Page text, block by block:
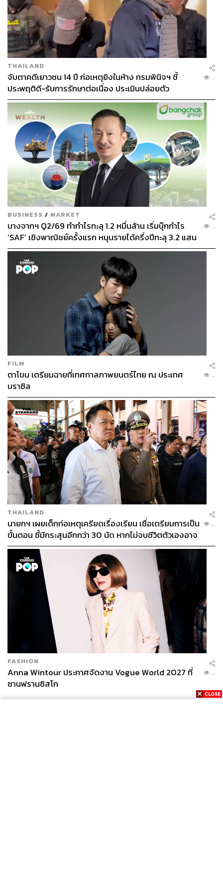
Clueless (1995)
Character: Cher
Cast: Alicia Silverstone
ภาพยนตร์เรื่องCluelessเป็นภาพยนตร์วัยรุ่นที่ดังมากในปี
1995 เปรียบได้กับภาพยนตร์Mean Girls Gossip Girl
ยุคหลังๆ เลยก็ว่าได้ เป็นภาพยนตร์ที่นำเทรนด์แฟชั่นของเด็ก
สาวไฮสคูลในช่วงนั้น เชอร์คือเด็กสาวบ้านรวยในเบเวอร์ลีฮิ
และเป็นตัวแม่ของโรงเรียน ลุคของเชอร์โดดเด่นทุกลุค
แต่ลุคที่สร้างภาพจำเห็นจะเป็นตัวสูทสีเหลืองลายสกอตกับ
มินิสเกิร์ตเข้าชุดของเธอ มองดูดีๆ แฟชั่นในช่วงนั้นกำลังจะ
กลับมา ลองหยิบลุคมาปรับเปลี่ยนจากมินิสเกิร์ต เป็นกางเกง
ขายาวเข้ารูปสักตัว เท่านี้คุณก็จะได้ลุคที่ดูเท่ และสวมใส่ไป
ทำงานได้อีกด้วย
ภาพประกอบ:
praewwoo , tuckktuck
ลักษณ์นารา พักตร์เพียงจันทร์
Fashion
The Sound of Music
Pretty Woman
Funny Face The Addams Family
79
ABOUT THE AUTHOR
ฐิติกาญจน์ กาญจนภักดี
บรรณาธิการแฟชั่นและสไตลิสต์ ประจำ
สำนักข่าว THE STANDARD
THAILAND
จับตาคดีเยาวชน 14 ปี ก่อเหตุยิงในห้าง กรมพินิจฯ ชี้
ประพฤติดี-รับการรักษาต่อเนื่อง ประเมินปล่อยตัว
...
BUSINESS / MARKET
บางจากฯ Q2/69 ทำกำไรทะลุ 1.2 หมื่นล้าน เริ่มบุ๊กกำไร
‘SAF’ เชิงพาณิชย์ครั้งแรก หนุนรายได้ครึ่งปีทะลุ 3.2 แสน
ล้าน
...
FILM
ตาโขน เตรียมฉายที่เทศกาลภาพยนตร์ไทย ณ ประเทศ
บราซิล
...
THAILAND
นายกฯ เผยเด็กก่อเหตุเครียดเรื่องเรียน เชื่อเตรียมการเป็น
ขั้นตอน ชี้มีกระสุนอีกกว่า 30 นัด หากไม่จบชีวิตตัวเองอาจ
สูญเสียเพิ่ม
...
FASHION
Anna Wintour ประกาศจัดงาน Vogue World 2027 ที่
ซานฟรานซิสโก
...